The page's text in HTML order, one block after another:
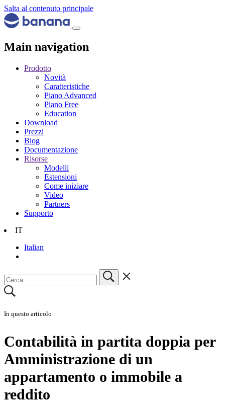
Salta al contenuto principale
Main navigation
Prodotto
Novità
Caratteristiche
Piano Advanced
Piano Free
Education
Download
Prezzi
Blog
Documentazione
Risorse
Modelli
Estensioni
Come iniziare
Video
Partners
Supporto
IT
Italian
In questo articolo
Contabilità in partita doppia per
Amministrazione di un
appartamento o immobile a
reddito